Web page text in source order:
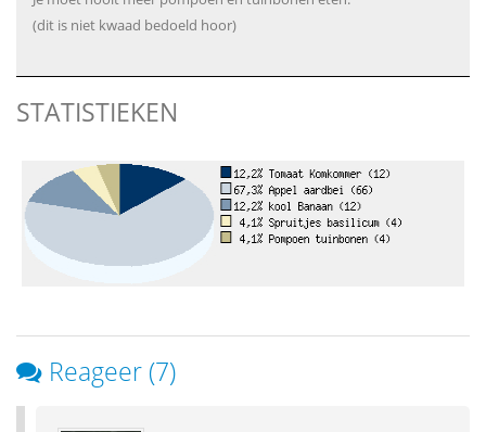
(dit is niet kwaad bedoeld hoor)
STATISTIEKEN
Reageer (7)